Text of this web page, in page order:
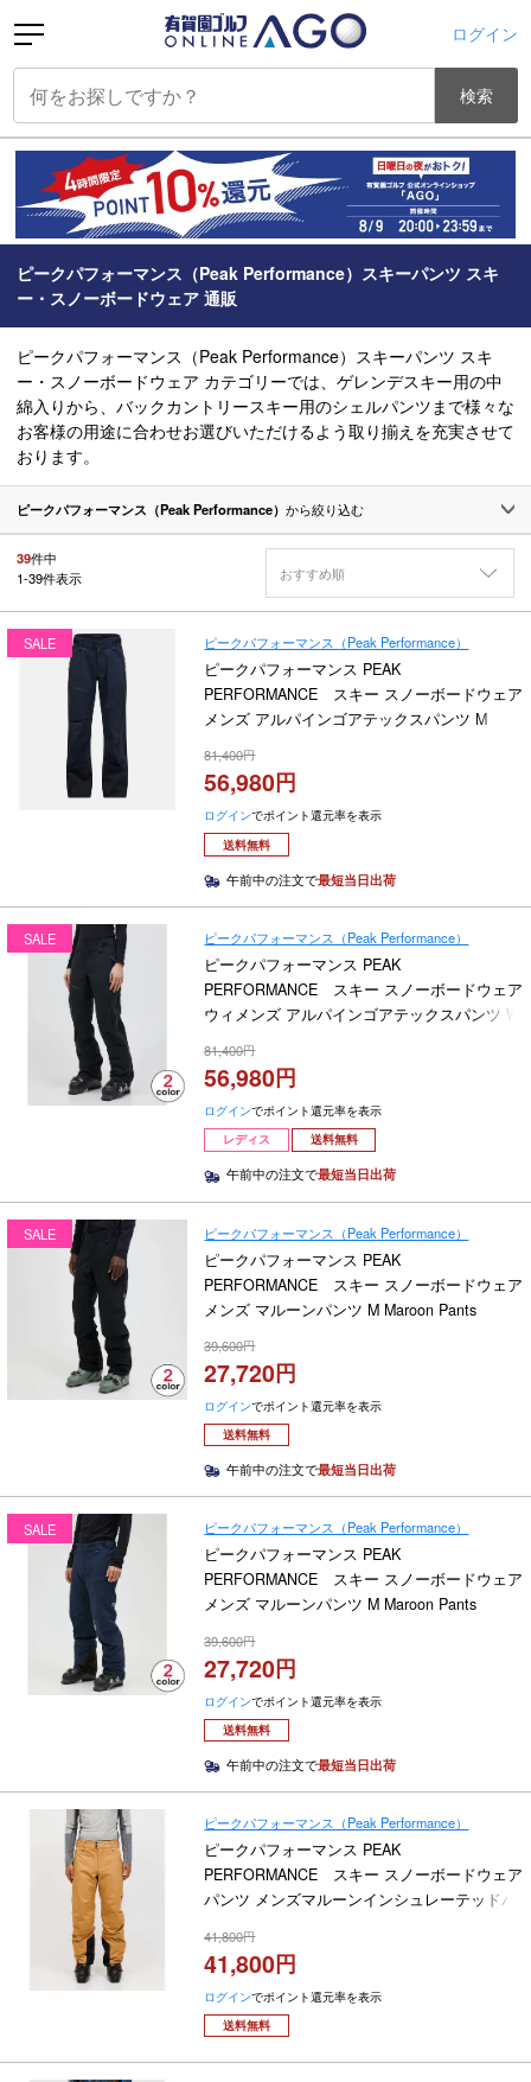
ログイン
検索
ピークパフォーマンス（Peak Performance）スキーパンツ スキ
ー・スノーボードウェア 通販
ピークパフォーマンス（Peak Performance）スキーパンツ スキ
ー・スノーボードウェア カテゴリーでは、ゲレンデスキー用の中
綿入りから、バックカントリースキー用のシェルパンツまで様々な
お客様の用途に合わせお選びいただけるよう取り揃えを充実させて
おります。
ピークパフォーマンス（Peak Performance） から絞り込む
39件中
1-39件表示 おすすめ順
SALE ピークパフォーマンス（Peak Performance）
ピークパフォーマンス PEAK
PERFORMANCE スキー スノーボードウェア
メンズ アルパインゴアテックスパンツ M
81,400
56,980
ログインでポイント還元率を表示
送料無料
午前中の注文で最短当日出荷
SALE ピークパフォーマンス（Peak Performance）
ピークパフォーマンス PEAK
PERFORMANCE スキー スノーボードウェア
ウィメンズ アルパインゴアテックスパンツ W
81,400
56,980
ログインでポイント還元率を表示
レディス
送料無料
午前中の注文で最短当日出荷
SALE ピークパフォーマンス（Peak Performance）
ピークパフォーマンス PEAK
PERFORMANCE スキー スノーボードウェア
メンズ マルーンパンツ M Maroon Pants
39,600
27,720
ログインでポイント還元率を表示
送料無料
午前中の注文で最短当日出荷
SALE ピークパフォーマンス（Peak Performance）
ピークパフォーマンス PEAK
PERFORMANCE スキー スノーボードウェア
メンズ マルーンパンツ M Maroon Pants
39,600
27,720
ログインでポイント還元率を表示
送料無料
午前中の注文で最短当日出荷
ピークパフォーマンス（Peak Performance）
ピークパフォーマンス PEAK
PERFORMANCE スキー スノーボードウェア
パンツ メンズマルーンインシュレーテッドパ
2026
41,800
41,800
ログインでポイント還元率を表示
送料無料